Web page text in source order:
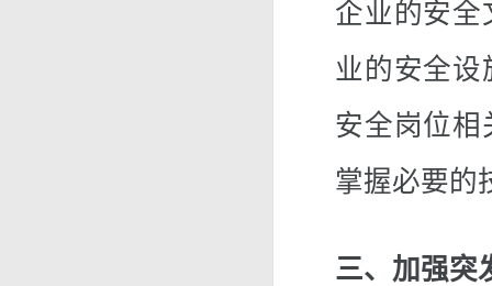
企业的安全
业的安全
安全岗位相
掌握必要的
三、加强突